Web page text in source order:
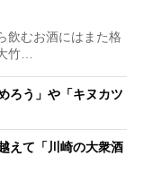
飲むお酒にはまた格
竹…
ろう」や「キヌカツ
えて「川崎の大衆酒